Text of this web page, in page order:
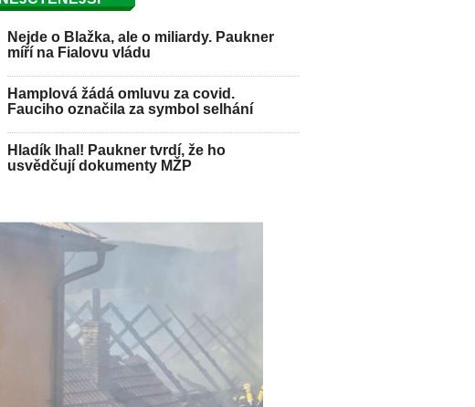
Nejde o Blažka, ale o miliardy. Paukner
míří na Fialovu vládu
Hamplová žádá omluvu za covid.
Fauciho označila za symbol selhání
Hladík lhal! Paukner tvrdí, že ho
usvědčují dokumenty MŽP